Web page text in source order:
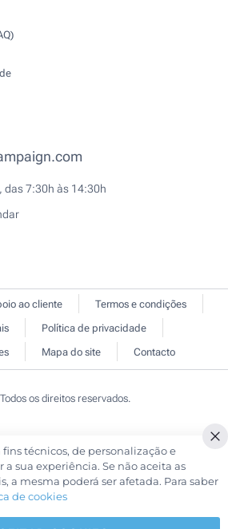
das 7:30h às 14:30h
ao cliente
Termos e condições
Política de privacidade
Mapa do site Contacto
os direitos reservados.
técnicos, de personalização e
sua experiência. Se não aceita as
a mesma poderá ser afetada. Para saber
de cookies